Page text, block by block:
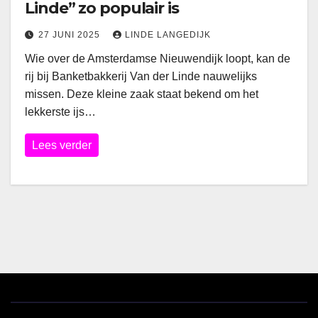
Linde” zo populair is
27 JUNI 2025 LINDE LANGEDIJK
Wie over de Amsterdamse Nieuwendijk loopt, kan de
rij bij Banketbakkerij Van der Linde nauwelijks
missen. Deze kleine zaak staat bekend om het
lekkerste ijs…
Lees verder